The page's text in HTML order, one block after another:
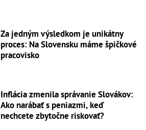
Za jedným výsledkom je unikátny
proces: Na Slovensku máme špičkové
pracovisko
Inflácia zmenila správanie Slovákov:
Ako narábať s peniazmi, keď
nechcete zbytočne riskovať?